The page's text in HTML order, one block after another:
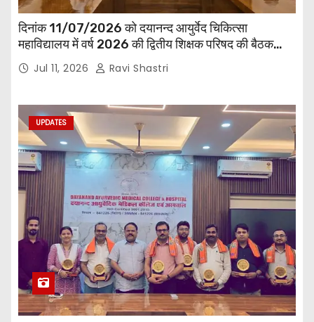
दिनांक 11/07/2026 को दयानन्द आयुर्वेद चिकित्सा
महाविद्यालय में वर्ष 2026 की द्वितीय शिक्षक परिषद की बैठक
प्राचार्य की अध्यक्षता में हुई। बैठक मे महाविद्यालय सभी
विभागाध्यक्ष एवं शिक्षक सम्मिलित हुए।
Jul 11, 2026 Ravi Shastri
UPDATES